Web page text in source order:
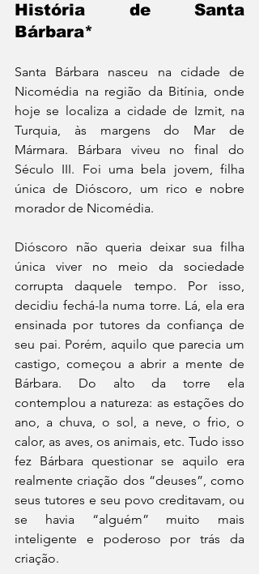
História de Santa
Bárbara*
Santa Bárbara nasceu na cidade de
Nicomédia na região da Bitínia, onde
hoje se localiza a cidade de Izmit, na
Turquia, às margens do Mar de
Mármara. Bárbara viveu no final do
Século III. Foi uma bela jovem, filha
única de Dióscoro, um rico e nobre
morador de Nicomédia.
Dióscoro não queria deixar sua filha
única viver no meio da sociedade
corrupta daquele tempo. Por isso,
decidiu fechá-la numa torre. Lá, ela era
ensinada por tutores da confiança de
seu pai. Porém, aquilo que parecia um
castigo, começou a abrir a mente de
Bárbara. Do alto da torre ela
contemplou a natureza: as estações do
ano, a chuva, o sol, a neve, o frio, o
calor, as aves, os animais, etc. Tudo isso
fez Bárbara questionar se aquilo era
realmente criação dos “deuses”, como
seus tutores e seu povo creditavam, ou
se havia “alguém” muito mais
inteligente e poderoso por trás da
criação.